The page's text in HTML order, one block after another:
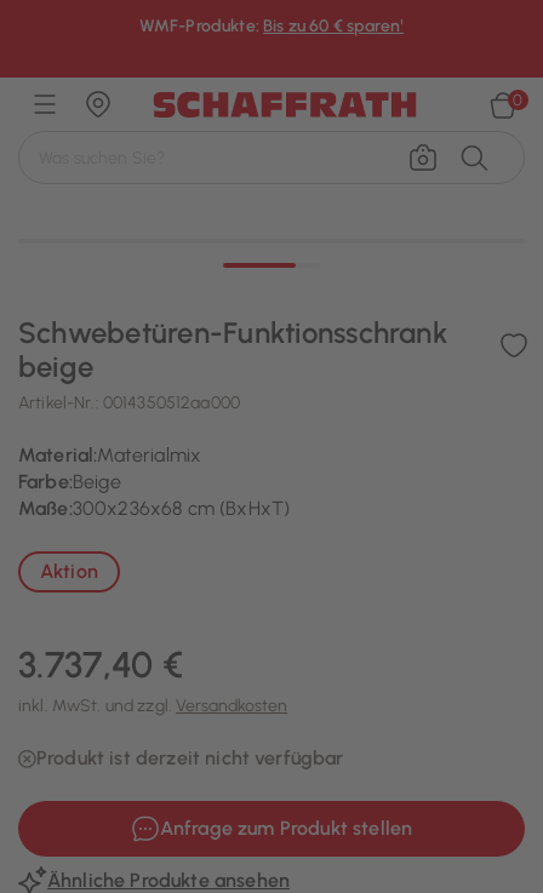
WMF-Produkte: Bis zu 60 € sparen¹
0
Schwebetüren-Funktionsschrank
beige
Artikel-Nr.: 0014350512aa000
Material:Materialmix
Farbe:Beige
Maße:300x236x68 cm (BxHxT)
Aktion
3.737,40 €
inkl. MwSt. und zzgl. Versandkosten
Produkt ist derzeit nicht verfügbar
Anfrage zum Produkt stellen
Ähnliche Produkte ansehen